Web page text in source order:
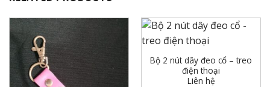
Bộ 2 nút dây đeo cổ – treo
điện thoại
Liên hệ